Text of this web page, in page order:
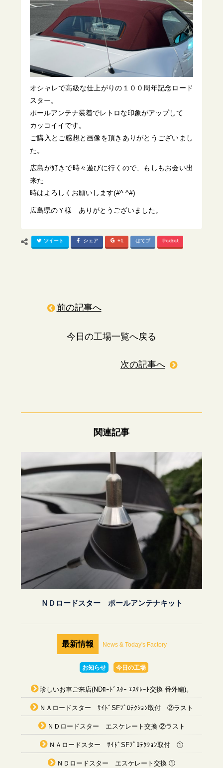
オシャレで高級な仕上がりの１００周年記念ロード
スター。
ポールアンテナ装着でレトロな印象がアップして
カッコイイです。
ご購入とご感想と画像を頂きありがとうございまし
た。
広島が好きで時々遊びに行くので、もしもお会い出
来た
時はよろしくお願いします(#^.^#)
広島県のＹ様 ありがとうございました。
ツイート シェア +1 はてブ Pocket
前の記事へ
今日の工場一覧へ戻る
次の記事へ
関連記事
ＮＤロードスター ポールアンテナキット
最新情報 News & Today's Factory
お知らせ 今日の工場
珍しいお車ご来店(NDﾛｰﾄﾞｽﾀｰ ｴｽｹﾚｰﾄ交換 番外編)。
ＮＡロードスター ｻｲﾄﾞSFﾌﾟﾛﾃｸｼｮﾝ取付 ②ラスト
ＮＤロードスター エスケレート交換 ②ラスト
ＮＡロードスター ｻｲﾄﾞSFﾌﾟﾛﾃｸｼｮﾝ取付 ①
ＮＤロードスター エスケレート交換 ①